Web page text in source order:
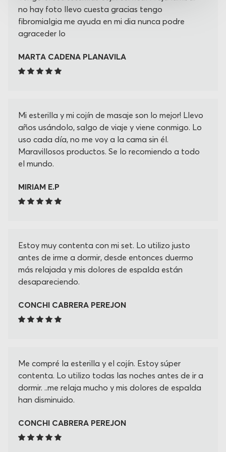
no hay foto llevo cuesta gracias tengo
fibromialgia me ayuda en mi dia nunca podre
agraceder lo
MARTA CADENA PLANAVILA
Mi esterilla y mi cojín de masaje son lo mejor! Llevo
años usándolo, salgo de viaje y viene conmigo. Lo
uso cada día, no me voy a la cama sin él.
Maravillosos productos. Se lo recomiendo a todo
el mundo.
MIRIAM E.P
Estoy muy contenta con mi set. Lo utilizo justo
antes de irme a dormir, desde entonces duermo
más relajada y mis dolores de espalda están
desapareciendo.
CONCHI CABRERA PEREJON
Me compré la esterilla y el cojín. Estoy súper
contenta. Lo utilizo todas las noches antes de ir a
dormir. ..me relaja mucho y mis dolores de espalda
han disminuido.
CONCHI CABRERA PEREJON